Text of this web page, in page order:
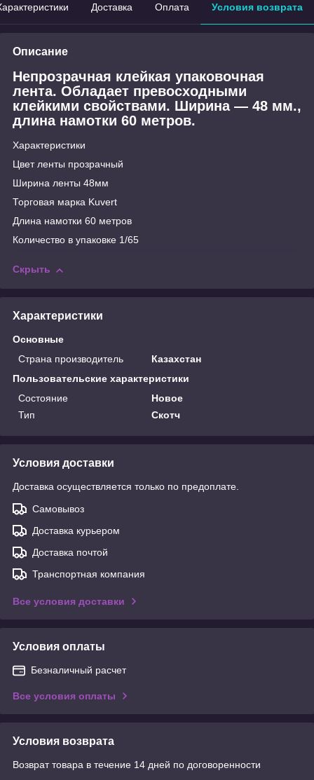
Доставка Оплата Условия возврата
Описание
Непрозрачная клейкая упаковочная
лента. Обладает превосходными
клейкими свойствами. Ширина — 48 мм.,
длина намотки 60 метров.
Характеристики
Цвет ленты прозрачный
Ширина ленты 48мм
Торговая марка Kuvert
Длина намотки 60 метров
Количество в упаковке 1/65
Скрыть
Характеристики
Основные
Страна производитель
Казахстан
Пользовательские характеристики
Состояние
Новое
Тип
Скотч
Условия доставки
Доставка осуществляется только по предоплате.
Самовывоз
Доставка курьером
Доставка почтой
Транспортная компания
Все условия доставки
Условия оплаты
Безналичный расчет
Все условия оплаты
Условия возврата
Возврат товара в течение 14 дней по договоренности